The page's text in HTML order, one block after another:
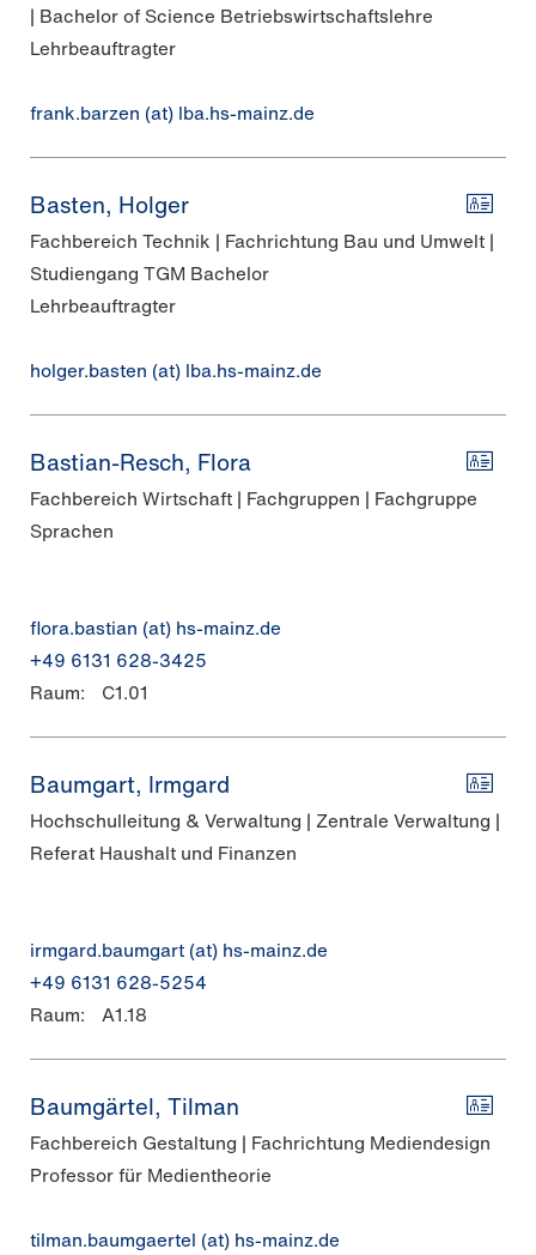
| Bachelor of Science Betriebswirtschaftslehre
Lehrbeauftragter
frank.barzen (at) lba.hs-mainz.de
Basten, Holger
Fachbereich Technik | Fachrichtung Bau und Umwelt |
Studiengang TGM Bachelor
Lehrbeauftragter
holger.basten (at) lba.hs-mainz.de
Bastian-Resch, Flora
Fachbereich Wirtschaft | Fachgruppen | Fachgruppe
Sprachen
flora.bastian (at) hs-mainz.de
+49 6131 628-3425
Raum:
C1.01
Baumgart, Irmgard
Hochschulleitung & Verwaltung | Zentrale Verwaltung |
Referat Haushalt und Finanzen
irmgard.baumgart (at) hs-mainz.de
+49 6131 628-5254
Raum:
A1.18
Baumgärtel, Tilman
Fachbereich Gestaltung | Fachrichtung Mediendesign
Professor für Medientheorie
tilman.baumgaertel (at) hs-mainz.de